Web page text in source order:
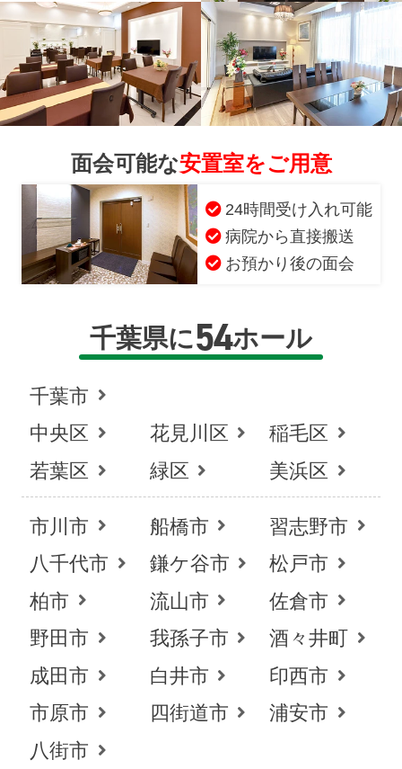
面会可能な安置室をご用意
24時間受け入れ可能
病院から直接搬送
お預かり後の面会
千葉県に54ホール
千葉市
中央区
花見川区
稲毛区
若葉区
緑区 美浜区
市川市 船橋市
習志野市
八千代市
鎌ケ谷市
松戸市
柏市
流山市
佐倉市
野田市
我孫子市
酒々井町
成田市
白井市
印西市
市原市
四街道市
浦安市
八街市